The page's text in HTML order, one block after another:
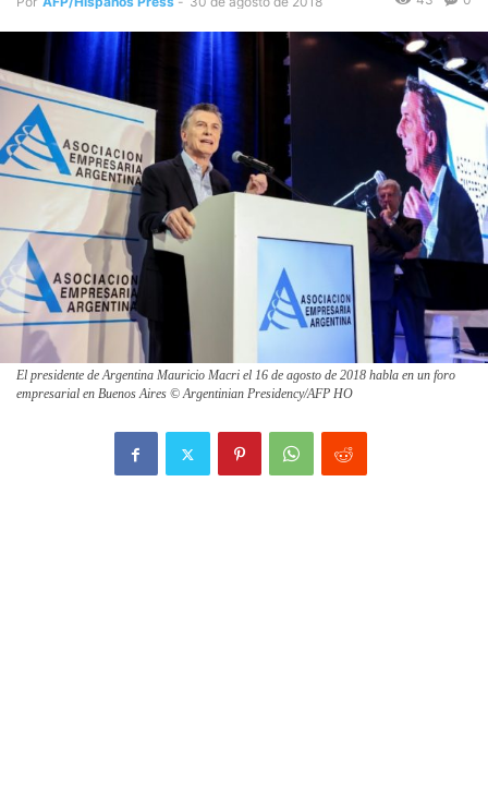
El presidente de Argentina Mauricio Macri el 16 de agosto de 2018 habla en un foro
empresarial en Buenos Aires © Argentinian Presidency/AFP HO